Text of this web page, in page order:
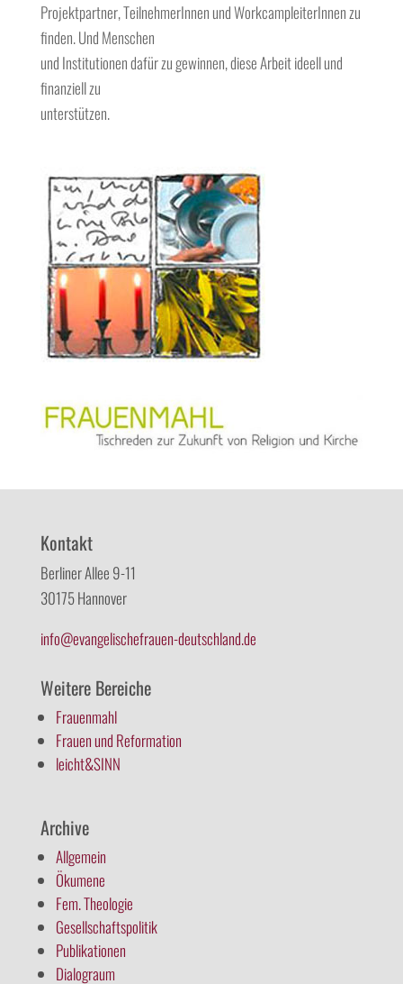
Projektpartner, TeilnehmerInnen und WorkcampleiterInnen zu
finden. Und Menschen
und Institutionen dafür zu gewinnen, diese Arbeit ideell und
finanziell zu
unterstützen.
Kontakt
Berliner Allee 9-11
30175 Hannover
info@evangelischefrauen-deutschland.de
Weitere Bereiche
Frauenmahl
Frauen und Reformation
leicht&SINN
Archive
Allgemein
Ökumene
Fem. Theologie
Gesellschaftspolitik
Publikationen
Dialograum